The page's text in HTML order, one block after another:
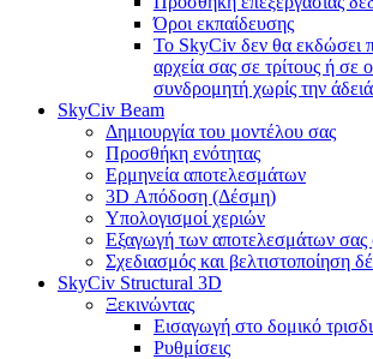
Όροι εκπαίδευσης
Το SkyCiv δεν θα εκδώσει
αρχεία σας σε τρίτους ή σε
συνδρομητή χωρίς την
SkyCiv Beam
Δημιουργία του μοντέλου σας
Προσθήκη ενότητας
Ερμηνεία αποτελεσμάτων
3D Απόδοση (Δέσμη)
Υπολογισμοί χεριών
Εξαγωγή των αποτελεσμάτων
Σχεδιασμός και βελτιστοποίηση
SkyCiv Structural 3D
Ξεκινώντας
Εισαγωγή στο δομικό
Ρυθμίσεις